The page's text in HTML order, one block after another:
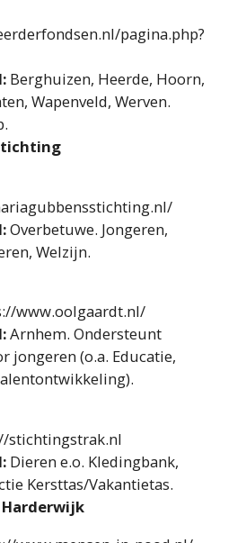
pagina.php?
Berghuizen, Heerde, Hoorn,
Wapenveld, Werven.
Overbetuwe. Jongeren,
Welzijn.
www.oolgaardt.nl/
Arnhem. Ondersteunt
jongeren (o.a. Educatie,
stichtingstrak.nl
Dieren e.o. Kledingbank,
Kersttas/Vakantietas.